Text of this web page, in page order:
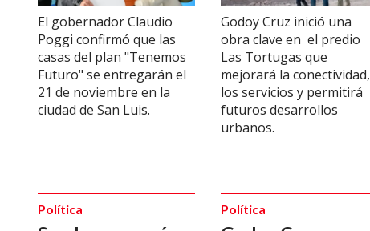
El gobernador Claudio
Poggi confirmó que las
casas del plan "Tenemos
Futuro" se entregarán el
21 de noviembre en la
ciudad de San Luis.
Godoy Cruz inició una
obra clave en el predio
Las Tortugas que
mejorará la conectividad,
los servicios y permitirá
futuros desarrollos
urbanos.
Política Política